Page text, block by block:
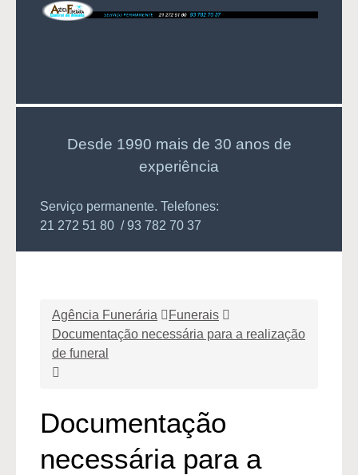
Desde 1990 mais de 30 anos de
experiência
Serviço permanente. Telefones:
21 272 51 80 / 93 782 70 37
Agência Funerária
Funerais
Documentação necessária para a realização
de funeral
Documentação
necessária para a